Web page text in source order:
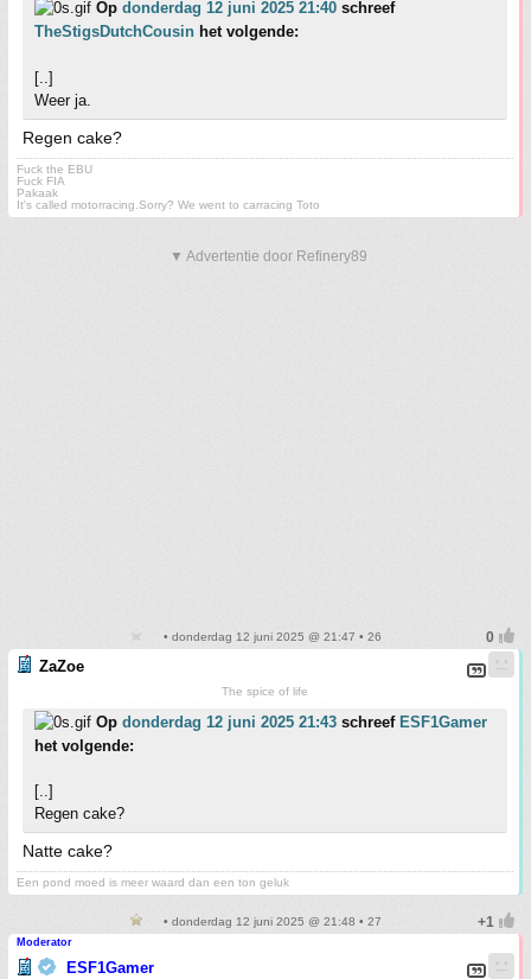
Op donderdag 12 juni 2025 21:40 schreef
TheStigsDutchCousin het volgende:
[..]
Weer ja.
Regen cake?
Fuck the EBU
Fuck FIA
Pakaak
It's called motorracing.Sorry? We went to carracing Toto
▼ Advertentie door Refinery89
• donderdag 12 juni 2025 @ 21:47 • 26
ZaZoe
The spice of life
Op donderdag 12 juni 2025 21:43 schreef ESF1Gamer
het volgende:
[..]
Regen cake?
Natte cake?
Een pond moed is meer waard dan een ton geluk
• donderdag 12 juni 2025 @ 21:48 • 27
Moderator
ESF1Gamer